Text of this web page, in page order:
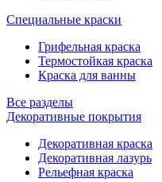
Специальные краски
Грифельная краска
Термостойкая краска
Краска для ванны
Все разделы
Декоративные покрытия
Декоративная краска
Декоративная лазурь
Рельефная краска